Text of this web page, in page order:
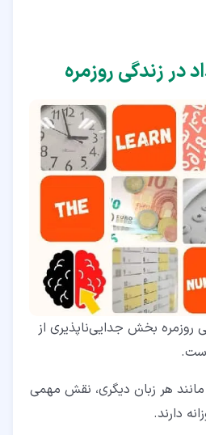
روزمره بخش جدایی‌ناپذیری از
مانند هر زبان دیگری، نقش مهمی
دارند.